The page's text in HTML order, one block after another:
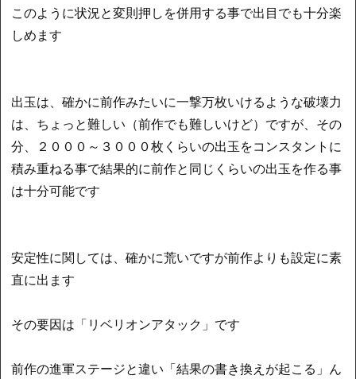
このように状況と変則押しを併用する事で出目でも十分楽
しめます
出玉は、確かに前作みたいに一撃万枚いけるような破壊力
は、ちょっと難しい（前作でも難しいけど）ですが、その
分、２０００～３０００枚くらいの出玉をコンスタントに
積み重ねる事で結果的に前作と同じくらいの出玉を作る事
は十分可能です
安定性に関しては、確かに荒いですが前作よりも設定に素
直に出ます
その要因は「リベリオンアタック」です
前作の進軍ステージと違い「結果の書き換えが起こる」ん